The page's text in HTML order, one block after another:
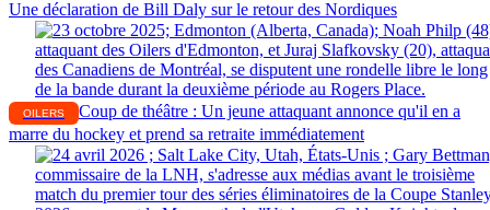
Une déclaration de Bill Daly sur le retour des Nordiques
OILERS
Coup de théâtre : Un jeune attaquant annonce qu'il en a
marre du hockey et prend sa retraite immédiatement